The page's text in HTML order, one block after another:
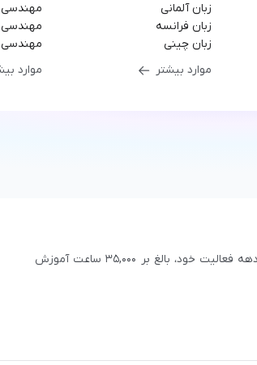
زبان آلمانی
زبان فرانسه
زبان چینی
موارد بیشتر
مهندسی
مهندسی
مهندسی
موارد
سازمان علمی و آموزشی فرادرس، بزرگ‌ترین پلتفرم آموزش آنلاین ایران است که طی بیش از یک دهه فعالیت خود، بالغ بر ۳۵,۰۰۰ ساعت آموزش